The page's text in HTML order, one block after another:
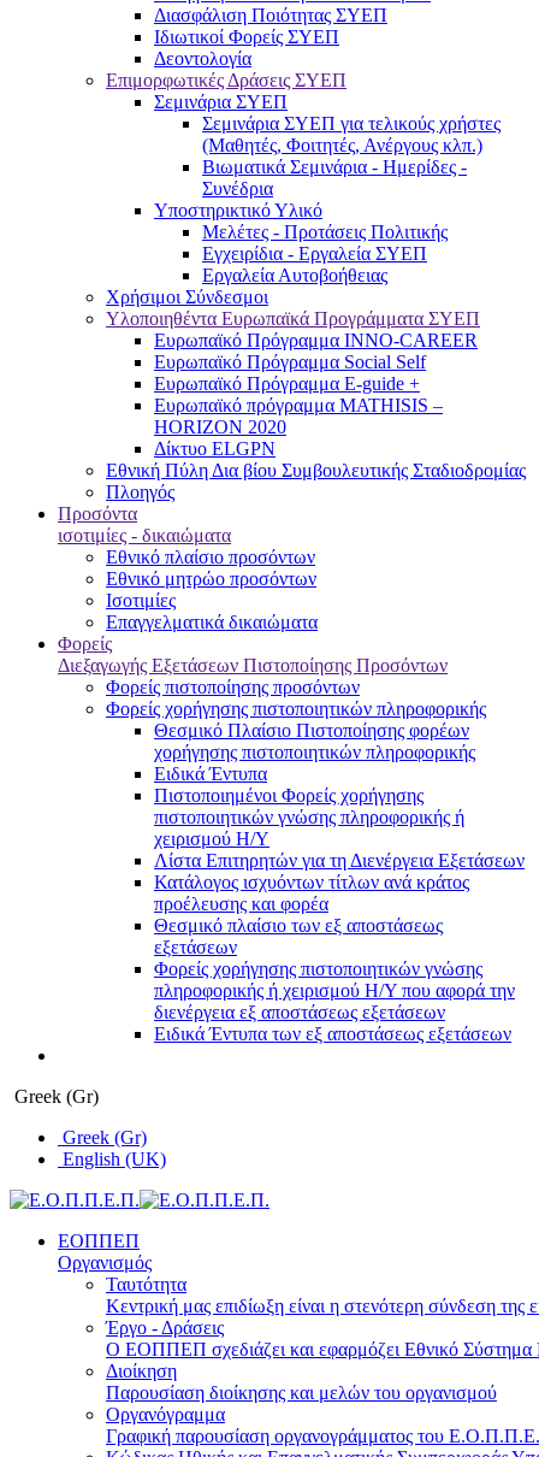
Διασφάλιση Ποιότητας ΣΥΕΠ
Ιδιωτικοί Φορείς ΣΥΕΠ
Δεοντολογία
Επιμορφωτικές Δράσεις ΣΥΕΠ
Σεμινάρια ΣΥΕΠ
Σεμινάρια ΣΥΕΠ για τελικούς χρήστες
(Μαθητές, Φοιτητές, Ανέργους κλπ.)
Βιωματικά Σεμινάρια - Ημερίδες -
Συνέδρια
Υποστηρικτικό Υλικό
Μελέτες - Προτάσεις Πολιτικής
Εγχειρίδια - Εργαλεία ΣΥΕΠ
Εργαλεία Αυτοβοήθειας
Χρήσιμοι Σύνδεσμοι
Υλοποιηθέντα Ευρωπαϊκά Προγράμματα ΣΥΕΠ
Ευρωπαϊκό Πρόγραμμα INNO-CAREER
Ευρωπαϊκό Πρόγραμμα Social Self
Ευρωπαϊκό Πρόγραμμα E-guide +
Ευρωπαϊκό πρόγραμμα MATHISIS –
HORIZON 2020
Δίκτυο ELGPN
Εθνική Πύλη Δια βίου Συμβουλευτικής Σταδιοδρομίας
Πλοηγός
Προσόντα
ισοτιμίες - δικαιώματα
Εθνικό πλαίσιο προσόντων
Εθνικό μητρώο προσόντων
Ισοτιμίες
Επαγγελματικά δικαιώματα
Φορείς
Διεξαγωγής Εξετάσεων Πιστοποίησης Προσόντων
Φορείς πιστοποίησης προσόντων
Φορείς χορήγησης πιστοποιητικών πληροφορικής
Θεσμικό Πλαίσιο Πιστοποίησης φορέων
χορήγησης πιστοποιητικών πληροφορικής
Ειδικά Έντυπα
Πιστοποιημένοι Φορείς χορήγησης
πιστοποιητικών γνώσης πληροφορικής ή
χειρισμού Η/Υ
Λίστα Επιτηρητών για τη Διενέργεια Εξετάσεων
Κατάλογος ισχυόντων τίτλων ανά κράτος
προέλευσης και φορέα
Θεσμικό πλαίσιο των εξ αποστάσεως
εξετάσεων
Φορείς χορήγησης πιστοποιητικών γνώσης
πληροφορικής ή χειρισμού Η/Υ που αφορά την
διενέργεια εξ αποστάσεως εξετάσεων
Ειδικά Έντυπα των εξ αποστάσεως εξετάσεων
Greek (Gr)
Greek (Gr)
English (UK)
ΕΟΠΠΕΠ
Οργανισμός
Ταυτότητα
Κεντρική μας επιδίωξη είναι η στενότερη σύνδεση της
Έργο - Δράσεις
Ο ΕΟΠΠΕΠ σχεδιάζει και εφαρμόζει Eθνικό Σύστημα
Διοίκηση
Παρουσίαση διοίκησης και μελών του οργανισμού
Οργανόγραμμα
Γραφική παρουσίαση οργανογράμματος του